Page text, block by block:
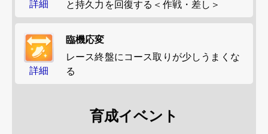
詳細
と持久力を回復する＜作戦・差し＞
詳細
臨機応変
レース終盤にコース取りが少しうまくな
る
育成イベント